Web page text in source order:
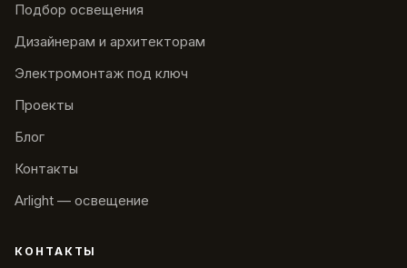
Подбор освещения
Дизайнерам и архитекторам
Электромонтаж под ключ
Проекты
Блог
Контакты
Arlight — освещение
КОНТАКТЫ